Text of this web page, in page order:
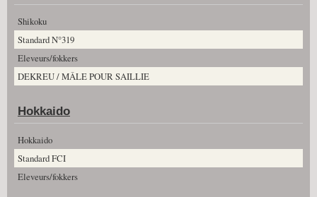
Shikoku
Standard N°319
Eleveurs/fokkers
DEKREU / MÂLE POUR SAILLIE
Hokkaido
Hokkaido
Standard FCI
Eleveurs/fokkers